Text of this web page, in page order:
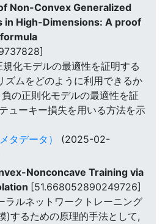
Non-Convex Generalized
in High-Dimensions: A proof
化モデルの最適性を証明する
ズムをどのように利用できるか
の正則化モデルの最適性を証
ューキー損失を用いる方法を示
タデータ）
(2025-02-
Nonconcave Training via
[51.668052890249726]
ラルネットワークトレーニング
)するための原理的手法として,